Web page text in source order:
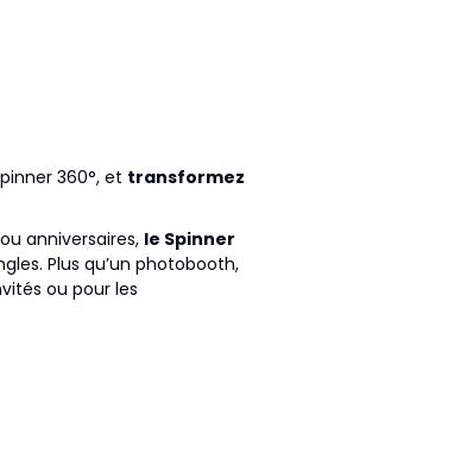
360°, et transformez
anniversaires, le Spinner
Plus qu’un photobooth,
ou pour les